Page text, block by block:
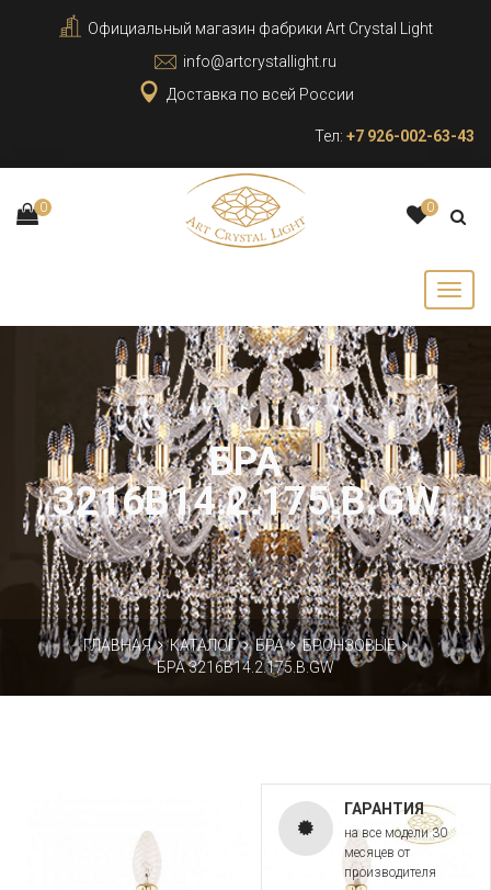
Официальный магазин фабрики Art Crystal Light
info@artcrystallight.ru
Доставка по всей России
Тел: +7 926-002-63-43
0 0
БРА
3216B14.2.175.B.GW
ГЛАВНАЯ КАТАЛОГ БРА
БРОНЗОВЫЕ
БРА 3216B14.2.175.B.GW
ГАРАНТИЯ
на все модели 30
месяцев от
производителя